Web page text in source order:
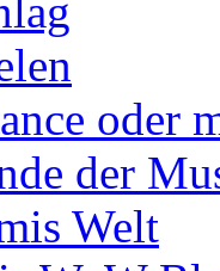
oder
der
Welt